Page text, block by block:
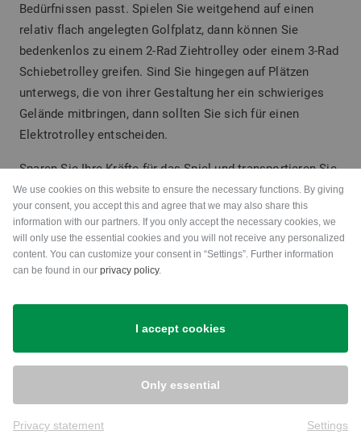
Bedürfnissen passt. Spielen Sie weitgehend auf einen
relativ flach angelegten Golfplatz, dann können Sie
bedenkenlos zu einem 2-Rad Ziehtrolley oder einem 3-Rad
Schiebetrolley greifen. Sind Sie hingegen auf Plätzen
unterwegs, die von ihrer Gestaltung her ein schwieriges
Gelände mitbringen, dann sollten Sie sich für einen
Elektrotrolley entscheiden.
Sparen Sie Ihre Kräfte für das Spiel und transportieren Sie
Ihr Golfbag auf bequeme Art.
INFORMATIONEN TROLLEYS
Golf House im Social Web
Folgen Sie uns auf Facebook & Co und erfahren Sie alles
We use cookies on this website to ensure the necessary functions. By giving
your consent, you accept this and agree that we may also share this
information with our partners. If you only accept the necessary cookies, we
will only use the essential cookies and you will not receive any personalized
content. You can customize your consent in “Settings”. Further information
can be found in our privacy policy.
I accept cookies
Only essential
Privacy statement Settings